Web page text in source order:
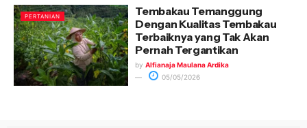
PERTANIAN
Tembakau Temanggung
Dengan Kualitas Tembakau
Terbaiknya yang Tak Akan
Pernah Tergantikan
by Alfianaja Maulana Ardika
05/05/2026